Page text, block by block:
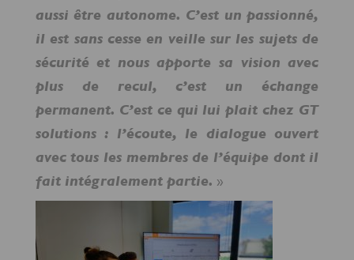
aussi être autonome. C’est un passionné,
il est sans cesse en veille sur les sujets de
sécurité et nous apporte sa vision avec
plus de recul, c’est un échange
permanent. C’est ce qui lui plait chez GT
solutions : l’écoute, le dialogue ouvert
avec tous les membres de l’équipe dont il
fait intégralement partie. »